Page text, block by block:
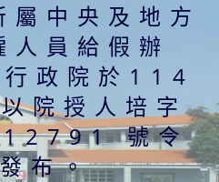
屬中央及地方
人員給假辦
政院於114
院授人培字
號令
布。